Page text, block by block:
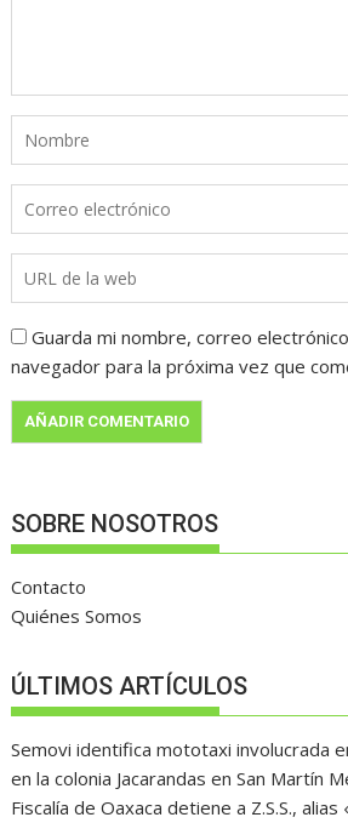
Guarda mi nombre, correo
navegador para la próxima vez que
SOBRE NOSOTROS
Contacto
Quiénes Somos
ÚLTIMOS ARTÍCULOS
Semovi identifica mototaxi involucrada
en la colonia Jacarandas en San Martín
Fiscalía de Oaxaca detiene a Z.S.S.,